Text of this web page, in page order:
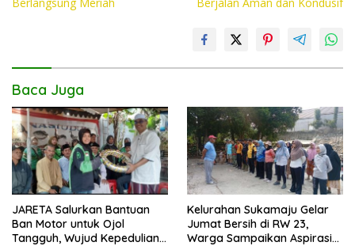
Baca Juga
JARETA Salurkan Bantuan
Ban Motor untuk Ojol
Tangguh, Wujud Kepedulian
Kelurahan Sukamaju Gelar
Jumat Bersih di RW 23,
Warga Sampaikan Aspirasi